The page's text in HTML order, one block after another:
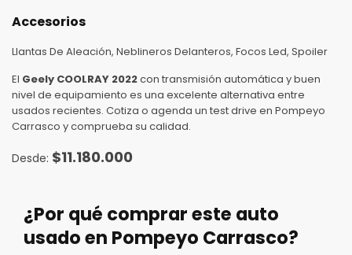
Accesorios
Llantas De Aleación, Neblineros Delanteros, Focos Led, Spoiler
El Geely COOLRAY 2022con transmisión automática y buen
nivel de equipamiento es una excelente alternativa entre
usados recientes. Cotiza o agenda un test drive en Pompeyo
Carrasco y comprueba su calidad.
$11.180.000
¿Por qué comprar este auto
usado en Pompeyo Carrasco?